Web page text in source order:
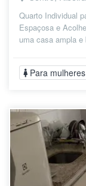
Quarto Individual
Espaçosa e
uma casa ampla
Para mulheres